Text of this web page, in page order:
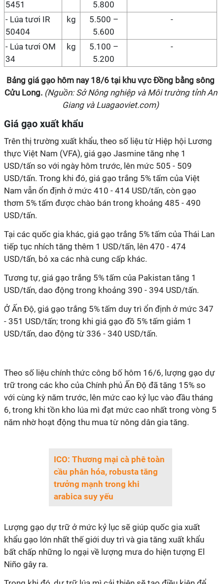
5451
5.800
- Lúa tươi IR
50404
kg
5.500 –
5.600
-
- Lúa tươi OM
34
kg
5.100 –
5.200
-
Bảng giá gạo hôm nay18/6 tại khu vực Đồng bằng sông
Cửu Long. (Nguồn: Sở Nông nghiệp và Môi trường tỉnh An
Giang và Luagaoviet.com)
Giá gạo xuất khẩu
Trên thị trường xuất khẩu, theo số liệu từ Hiệp hội Lương
thực Việt Nam (VFA), giá gạo Jasmine tăng nhẹ 1
USD/tấn so với ngày hôm trước, lên mức 505 - 509
USD/tấn. Trong khi đó, giá gạo trắng 5% tấm của Việt
Nam vẫn ổn định ở mức 410 - 414 USD/tấn, còn gạo
thơm 5% tấm được chào bán trong khoảng 485 - 490
USD/tấn.
Tại các quốc gia khác, giá gạo trắng 5% tấm của Thái Lan
tiếp tục nhích tăng thêm 1 USD/tấn, lên 470 - 474
USD/tấn, bỏ xa các nhà cung cấp khác.
Tương tự, giá gạo trắng 5% tấm của Pakistan tăng 1
USD/tấn, dao động trong khoảng 390 - 394 USD/tấn.
Ở Ấn Độ, giá gạo trắng 5% tấm duy trì ổn định ở mức 347
- 351 USD/tấn; trong khi giá gạo đồ 5% tấm giảm 1
USD/tấn, dao động từ 336 - 340 USD/tấn.
Theo số liệu chính thức công bố hôm 16/6, lượng gạo dự
trữ trong các kho của Chính phủ Ấn Độ đã tăng 15% so
với cùng kỳ năm trước, lên mức cao kỷ lục vào đầu tháng
6, trong khi tồn kho lúa mì đạt mức cao nhất trong vòng 5
năm nhờ hoạt động thu mua từ nông dân gia tăng.
ICO: Thương mại cà phê toàn
cầu phân hóa, robusta tăng
trưởng mạnh trong khi
arabica suy yếu
Lượng gạo dự trữ ở mức kỷ lục sẽ giúp quốc gia xuất
khẩu gạo lớn nhất thế giới duy trì và gia tăng xuất khẩu
bất chấp những lo ngại về lượng mưa do hiện tượng El
Niño gây ra.